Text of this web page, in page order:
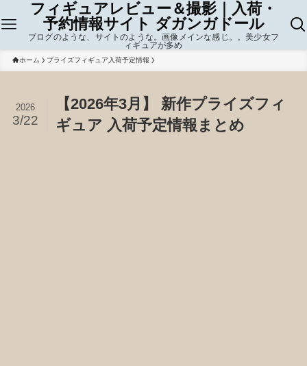
フィギュアレビュー＆撮影｜入荷・
予約情報サイト ダガンガドール
ブログのような、サイトのような。画像メインな感じ。。美少女フ
ィギュアが多め
ホーム プライズフィギュア入荷予定情報
【2026年3月】 新作プライズフィ
ギュア 入荷予定情報まとめ
2026
3/22